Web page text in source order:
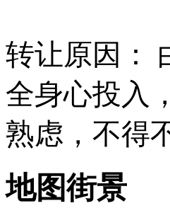
转让原因：
全身心投入
熟虑，不得
地图街景